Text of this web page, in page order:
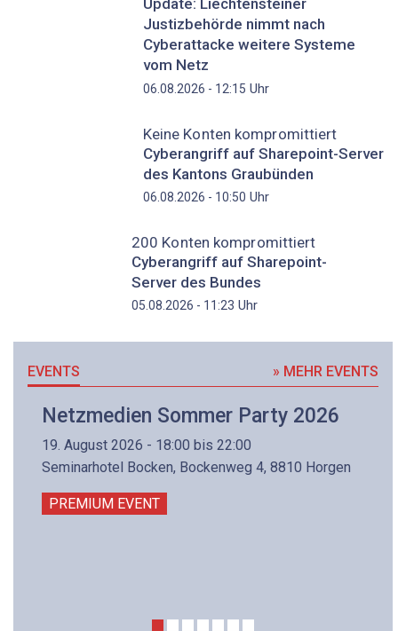
Update: Liechtensteiner
Justizbehörde nimmt nach
Cyberattacke weitere Systeme
vom Netz
06.08.2026 - 12:15 Uhr
Keine Konten kompromittiert
Cyberangriff auf Sharepoint-Server
des Kantons Graubünden
06.08.2026 - 10:50 Uhr
200 Konten kompromittiert
Cyberangriff auf Sharepoint-
Server des Bundes
05.08.2026 - 11:23 Uhr
EVENTS » MEHR EVENTS
Netzmedien Sommer Party 2026
19. August 2026 - 18:00 bis 22:00
Seminarhotel Bocken, Bockenweg 4, 8810 Horgen
PREMIUM EVENT